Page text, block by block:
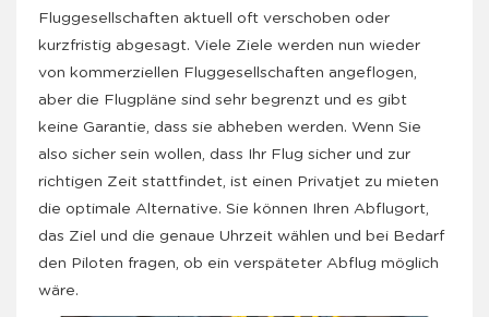
Fluggesellschaften aktuell oft verschoben oder
kurzfristig abgesagt. Viele Ziele werden nun wieder
von kommerziellen Fluggesellschaften angeflogen,
aber die Flugpläne sind sehr begrenzt und es gibt
keine Garantie, dass sie abheben werden. Wenn Sie
also sicher sein wollen, dass Ihr Flug sicher und zur
richtigen Zeit stattfindet, ist einen Privatjet zu mieten
die optimale Alternative. Sie können Ihren Abflugort,
das Ziel und die genaue Uhrzeit wählen und bei Bedarf
den Piloten fragen, ob ein verspäteter Abflug möglich
wäre.